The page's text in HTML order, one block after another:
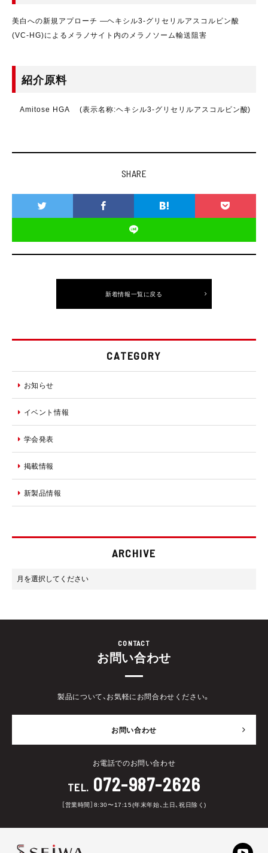
美白への新規アプローチ ―ヘキシル3-グリセリルアスコルビン酸
(VC-HG)によるメラノサイト内のメラノソーム輸送阻害
紹介原料
Amitose HGA (表示名称:ヘキシル3-グリセリルアスコルビン酸)
SHARE
新着情報一覧に戻る
CATEGORY
お知らせ
イベント情報
学会発表
掲載情報
新製品情報
ARCHIVE
CONTACT
お問い合わせ
製品について、お気軽にお問合わせください。
お問い合わせ
お電話でのお問い合わせ
TEL. 072-987-2626
［営業時間］8:30〜17:15(年末年始、土日、祝日除く)